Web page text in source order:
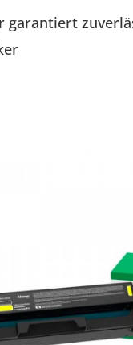
garantiert